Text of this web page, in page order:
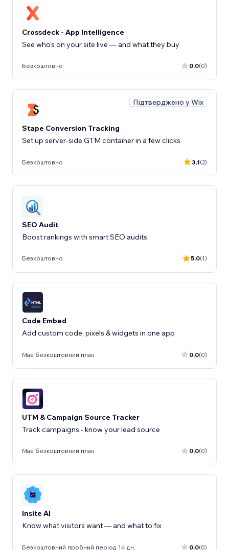
Crossdeck - App Intelligence
See who's on your site live — and what they buy
Безкоштовно 0.0(0)
Підтверджено у Wix
Stape Conversion Tracking
Set up server-side GTM container in a few clicks
Безкоштовно 3.1(2)
SEO Audit
Boost rankings with smart SEO audits
Безкоштовно 5.0(1)
Code Embed
Add custom code, pixels & widgets in one app
Має безкоштовний план 0.0(0)
UTM & Campaign Source Tracker
Track campaigns - know your lead source
Має безкоштовний план 0.0(0)
Insite AI
Know what visitors want — and what to fix
Безкоштовний пробний період 14 дн. 0.0(0)